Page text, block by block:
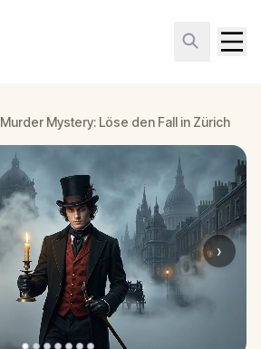
Murder Mystery: Löse den Fall in Zürich
›